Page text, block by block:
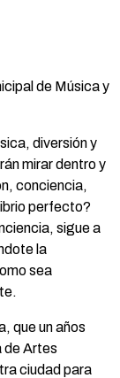
de Música y
diversión y
mirar dentro y
conciencia,
perfecto?
sigue a
la
sea
que un años
de Artes
ciudad para